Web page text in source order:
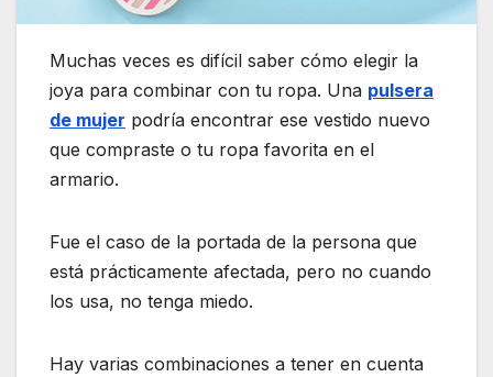
Muchas veces es difícil saber cómo elegir la
joya para combinar con tu ropa. Una pulsera
de mujer podría encontrar ese vestido nuevo
que compraste o tu ropa favorita en el
armario.
Fue el caso de la portada de la persona que
está prácticamente afectada, pero no cuando
los usa, no tenga miedo.
Hay varias combinaciones a tener en cuenta